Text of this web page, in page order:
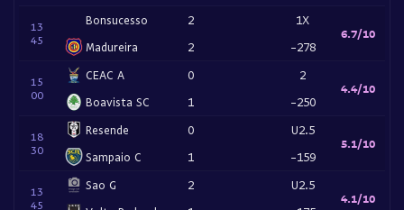
13
45
Bonsucesso
Madureira
2
2
1X
-278
6.7/10
15
00
CEAC A
Boavista SC
0
1
2
-250
4.4/10
18
30
Resende
Sampaio C
0
1
U2.5
-159
5.1/10
13
45
Sao G
2
U2.5
4.1/10